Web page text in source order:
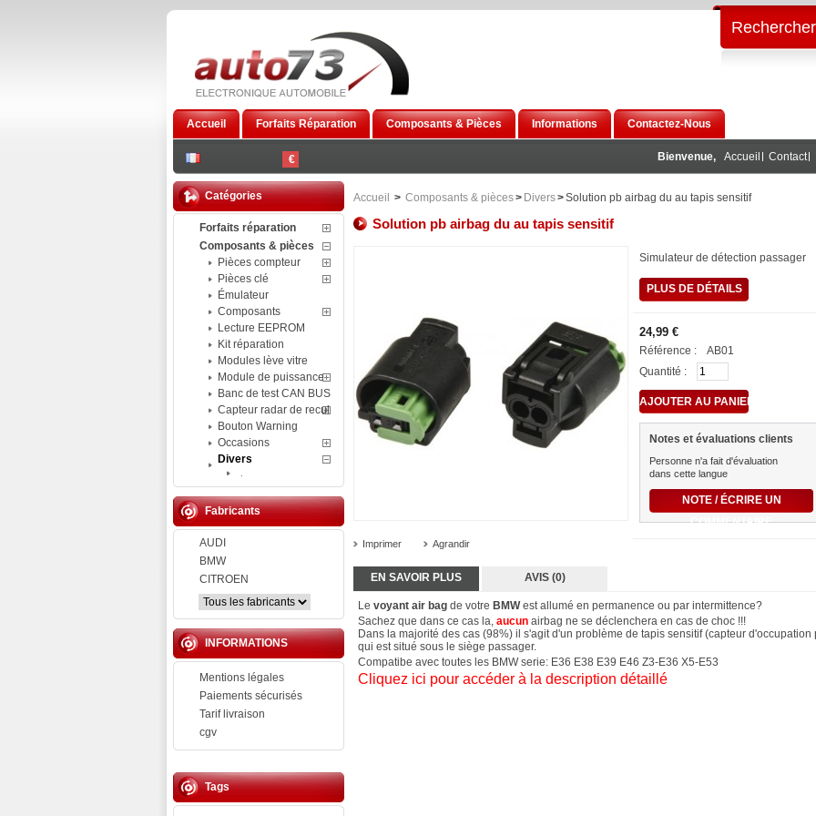
€
Accueil Forfaits Réparation Composants & Pièces Informations Contactez-Nous
Bienvenue, Accueil Contact
Rechercher
Catégories
Forfaits réparation
Composants & pièces
Pièces compteur
Pièces clé
Émulateur
Composants
Lecture EEPROM
Kit réparation
Modules lève vitre
Module de puissance
Banc de test CAN BUS
Capteur radar de recul
Bouton Warning
Occasions
Divers
.
Fabricants
AUDI
BMW
CITROEN
INFORMATIONS
Mentions légales
Paiements sécurisés
Tarif livraison
cgv
Tags
Accueil > Composants & pièces> Divers>Solution pb airbag du au tapis sensitif
Solution pb airbag du au tapis sensitif
Imprimer Agrandir
Simulateur de détection passager
PLUS DE DÉTAILS
24,99 €
Référence :
AB01
Quantité :
Notes et évaluations clients
Personne n'a fait d'évaluation
dans cette langue
NOTE / ÉCRIRE UN
COMMENTAIRE
EN SAVOIR PLUS AVIS (0)
Le voyant air bag de votre BMWest allumé en permanence ou par intermittence?
Sachez que dans ce cas la, aucun airbag ne se déclenchera en cas de choc !!!
Dans la majorité des cas (98%) il s'agit d'un problème de tapis sensitif (capteur d'occupation
qui est situé sous le siège passager.
Compatibe avec toutes les BMW serie: E36 E38 E39 E46 Z3-E36 X5-E53
Cliquez ici pour accéder à la description détaillé